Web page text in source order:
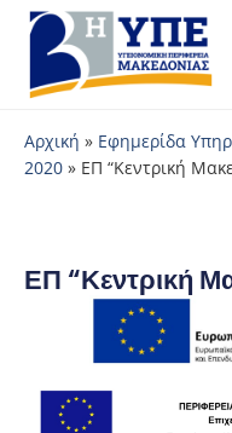
Αρχική » Εφημερίδα
2020 » ΕΠ “Κεντρική
ΕΠ “Κεντρική